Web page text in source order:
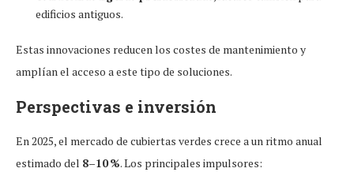
edificios antiguos.
Estas innovaciones reducen los costes de mantenimiento y
amplían el acceso a este tipo de soluciones.
Perspectivas e inversión
En 2025, el mercado de cubiertas verdes crece a un ritmo anual
estimado del 8–10 %. Los principales impulsores: